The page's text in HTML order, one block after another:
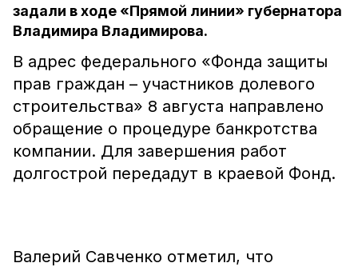
задали в ходе «Прямой линии» губернатора
Владимира Владимирова.
В адрес федерального «Фонда защиты
прав граждан – участников долевого
строительства» 8 августа направлено
обращение о процедуре банкротства
компании. Для завершения работ
долгострой передадут в краевой Фонд.
Валерий Савченко отметил, что